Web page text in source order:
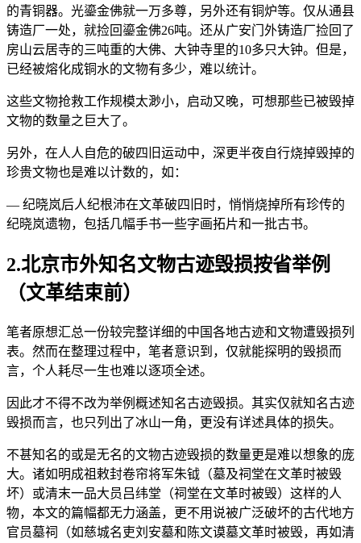
的青铜器。光鎏金佛就一万多尊，另外还有铜炉等。仅从通县
铸造厂一处，就捡回鎏金佛26吨。还从广安门外铸造厂捡回了
房山云居寺的三吨重的大佛、大钟寺里的10多只大钟。但是，
已经被熔化成铜水的文物有多少，难以统计。
这些文物抢救工作规模太渺小，启动又晚，可想那些已被毁掉
文物的数量之巨大了。
另外，在人人自危的破四旧运动中，深更半夜自行烧掉毁掉的
珍贵文物也是难以计数的，如：
— 纪晓岚后人纪根沛在文革破四旧时，悄悄烧掉所有珍传的
纪晓岚遗物，包括几幅手书一些字画拓片和一批古书。
2.北京市外知名文物古迹毁损按省举例
（文革结束前）
笔者原想汇总一份较完整详细的中国各地古迹和文物遭毁损列
表。然而在整理过程中，笔者意识到，仅就能探明的毁损而
言，个人耗尽一生也难以逐项全述。
因此才不得不改为举例概述知名古迹毁损。其实仅就知名古迹
毁损而言，也只列出了冰山一角，更没有详述具体的损失。
不甚知名的或是无名的文物古迹毁损的数量更是难以想象的庞
大。诸如明成祖敕封卷帘将军朱钺（墓及祠堂在文革时被毁
坏）或清末一品大员吕纬堂（祠堂在文革时被毁）这样的人
物，本文的篇幅都无力涵盖，更不用说被广泛破坏的古代地方
官员墓祠（如慈城名吏刘安墓和陈文谟墓文革时被毁，再如清